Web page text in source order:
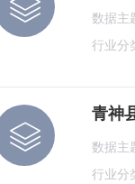
数据主
行业分
青神
数据主
行业分